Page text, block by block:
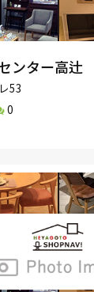
ンター高辻
53
0